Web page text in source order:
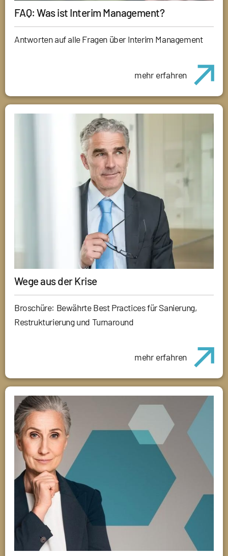
FAQ: Was ist Interim Management?
Antworten auf alle Fragen über Interim Management
mehr erfahren
Wege aus der Krise
Broschüre: Bewährte Best Practices für Sanierung,
Restrukturierung und Turnaround
mehr erfahren